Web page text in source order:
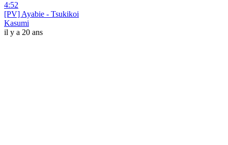
4:52
[PV] Ayabie - Tsukikoi
Kasumi
il y a 20 ans